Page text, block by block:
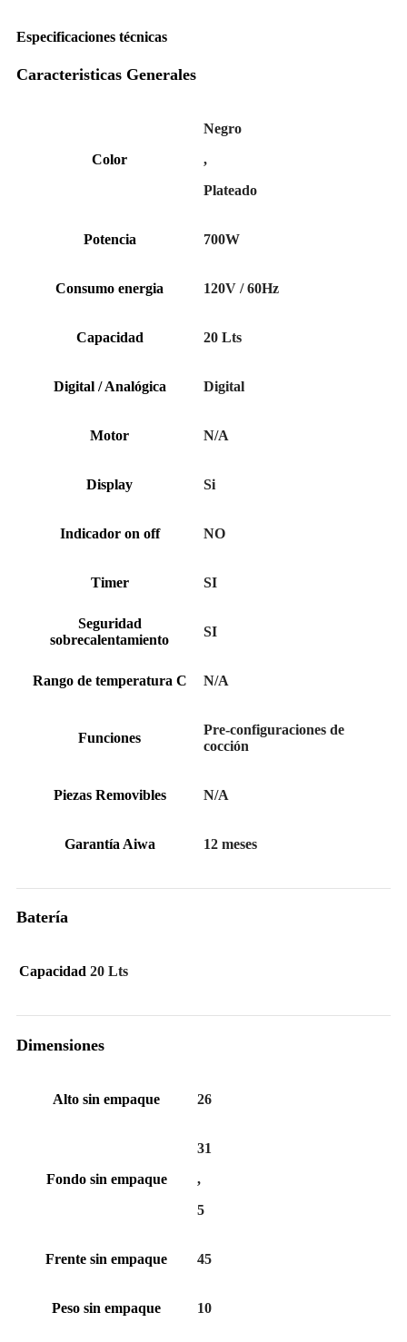
Especificaciones técnicas
Caracteristicas Generales
Color
Negro
,
Plateado
Potencia 700W
Consumo energia 120V / 60Hz
Capacidad 20 Lts
Digital / Analógica Digital
Motor N/A
Display Si
Indicador on off NO
Timer SI
Seguridad
sobrecalentamiento
SI
Rango de temperatura C N/A
Funciones
Pre-configuraciones de
cocción
Piezas Removibles N/A
Garantía Aiwa 12 meses
Batería
Capacidad 20 Lts
Dimensiones
Alto sin empaque 26
Fondo sin empaque
31
,
5
Frente sin empaque 45
Peso sin empaque 10